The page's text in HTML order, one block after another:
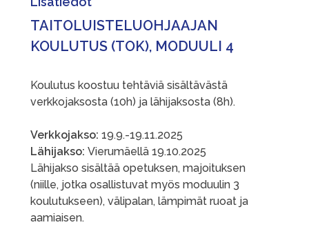
TAITOLUISTELUOHJAAJAN
KOULUTUS (TOK), MODUULI 4
Koulutus koostuu tehtäviä sisältävästä
verkkojaksosta (10h) ja lähijaksosta (8h).
Verkkojakso: 19.9.-19.11.2025
Lähijakso: Vierumäellä 19.10.2025
Lähijakso sisältää opetuksen, majoituksen
(niille, jotka osallistuvat myös moduulin 3
koulutukseen), välipalan, lämpimät ruoat ja
aamiaisen.